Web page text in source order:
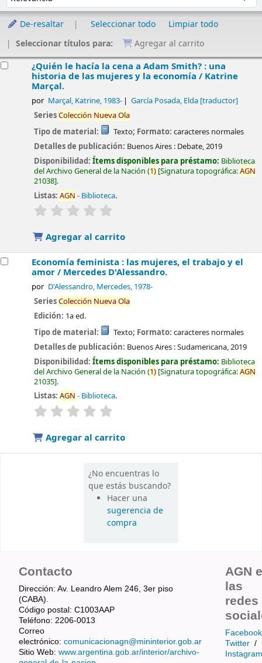
De-resaltar Seleccionar todo
Limpiar todo
Seleccionar títulos para:
Agregar al carrito
¿Quién le hacía la cena a Adam Smith? : una
historia de las mujeres y la economía / Katrine
Marçal.
por Marçal, Katrine, 1983- García Posada, Elda[traductor]
SeriesColección NuevaOla
Tipo de material:
Texto; Formato: caracteres normales
Detalles de publicación: Buenos Aires : Debate,2019
Disponibilidad:Ítems disponibles para préstamo: Biblioteca
del Archivo General de la Nación (1) Signatura topográfica:AGN
21038 .
Listas: AGN - Biblioteca.
valoración
Agregar al carrito
Economía feminista : las mujeres, el trabajo y el
amor / Mercedes D'Alessandro.
por D'Alessandro, Mercedes, 1978-
SeriesColección NuevaOla
Edición: 1a ed.
Tipo de material:
Texto; Formato: caracteres normales
Detalles de publicación: Buenos Aires :Sudamericana,2019
Disponibilidad:Ítems disponibles para préstamo: Biblioteca
del Archivo General de la Nación (1) Signatura topográfica:AGN
21035 .
Listas: AGN - Biblioteca.
valoración
Agregar al carrito
¿No encuentras lo
que estás buscando?
Hacer una
sugerencia de
compra
Contacto
Dirección: Av. Leandro Alem 246, 3er piso
(CABA).
Código postal: C1003AAP
Teléfono: 2206-0013
Correo
electrónico: comunicacionagn@mininterior.gob.ar
Sitio Web: www.argentina.gob.ar/interior/archivo-
AGN
las
redes
Facebook
Twitter /
Instagram